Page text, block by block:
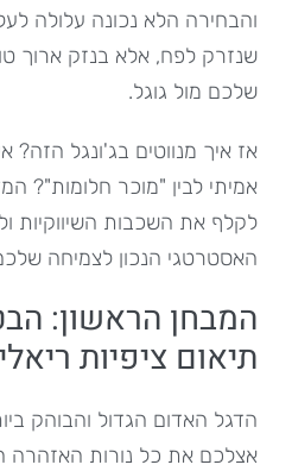
והבחירה הלא נכונה עלולה
שנזרק לפח, אלא בנזק ארוך
שלכם מול גוגל.
אז איך מנווטים בג'ונגל הזה?
אמיתי לבין "מוכר חלומות"?
לקלף את השכבות השיווקיות
האסטרטגי הנכון לצמיחה
המבחן הראשון:
תיאום ציפיות
הדגל האדום הגדול והבוהק
אצלכם את כל נורות האזהרה